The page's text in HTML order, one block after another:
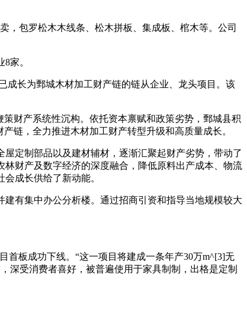
包罗松木木线条、松木拼板、集成板、棺木等。公司
家。
长为鄄城木材加工财产链的链从企业、龙头项目。该
财产系统性沉构。依托资本禀赋和政策劣势，鄄城县积
链，全力推进木材加工财产转型升级和高质量成长。
定制部品以及建材辅材，逐渐汇聚起财产劣势，带动了
财产及数字经济的深度融合，降低原料出产成本、物流
成长供给了新动能。
有集中办公分析楼。通过招商引资和指导当地规模较大
板成功下线。“这一项目将建成一条年产30万m^[3]无
深受消费者喜好，被普遍使用于家具制制，出格是定制